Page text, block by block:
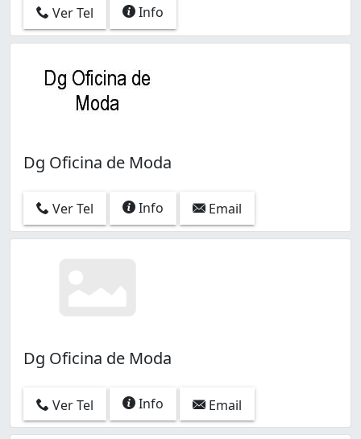
Ver Tel Info
Dg Oficina de Moda
Ver Tel Info Email
Dg Oficina de Moda
Ver Tel Info Email